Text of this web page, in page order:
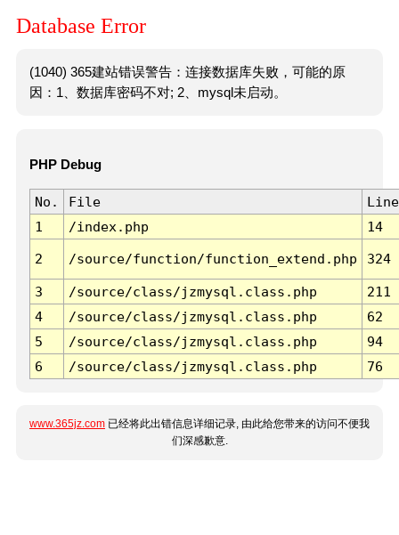
Database Error
(1040) 365建站错误警告：连接数据库失败，可能的原
因：1、数据库密码不对; 2、mysql未启动。
PHP Debug
No. File
Line
1
/index.php 14
2 /source/function/function_extend.php 324
3 /source/class/jzmysql.class.php
211
4
/source/class/jzmysql.class.php
62
5
/source/class/jzmysql.class.php
94
6
/source/class/jzmysql.class.php 76
www.365jz.com 已经将此出错信息详细记录, 由此给您带来的访问不便我
们深感歉意.